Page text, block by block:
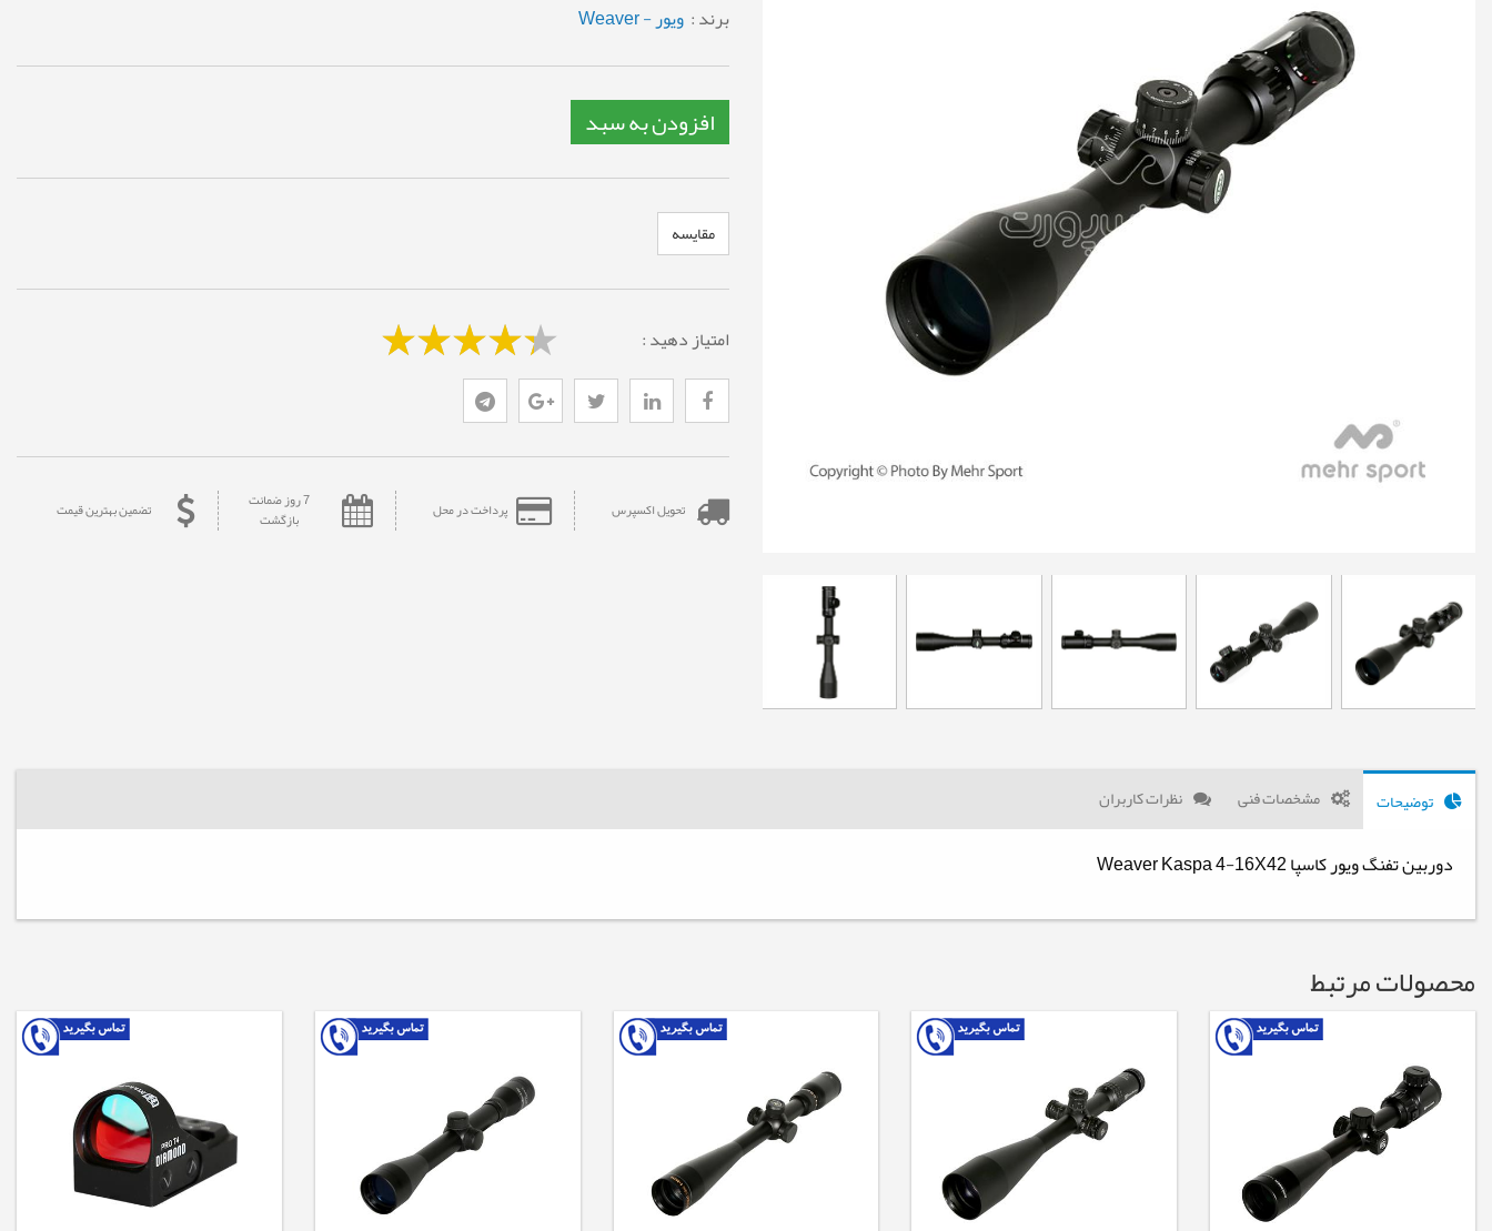
برند : ویور - Weaver
افزودن به سبد
مقایسه
امتیاز دهید :
تحویل اکسپرس پرداخت در محل 7 روز ضمانت
بازگشت تضمین بهترین قیمت
توضیحات مشخصات فنی نظرات کاربران
دوربین تفنگ ویور کاسپا Weaver Kaspa 4-16X42
محصولات مرتبط